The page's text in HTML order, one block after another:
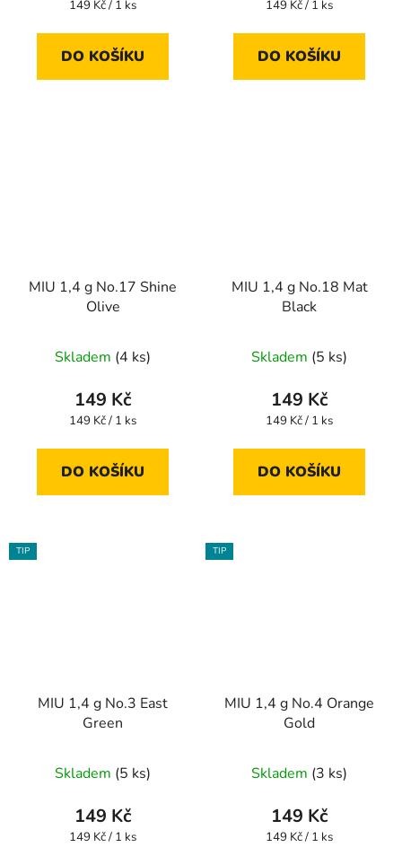
Měrná
149 Kč / 1 ks
DO KOŠÍKU
Měrná
149 Kč / 1 ks
DO KOŠÍKU
MIU 1,4 g No.17 Shine
Olive
Skladem (4 ks)
149 Kč
Měrná
149 Kč / 1 ks
DO KOŠÍKU
MIU 1,4 g No.18 Mat
Black
Skladem (5 ks)
149 Kč
Měrná
149 Kč / 1 ks
DO KOŠÍKU
TIP
MIU 1,4 g No.3 East
Green
Skladem (5 ks)
149 Kč
Měrná
149 Kč / 1 ks
TIP
MIU 1,4 g No.4 Orange
Gold
Skladem (3 ks)
149 Kč
Měrná
149 Kč / 1 ks